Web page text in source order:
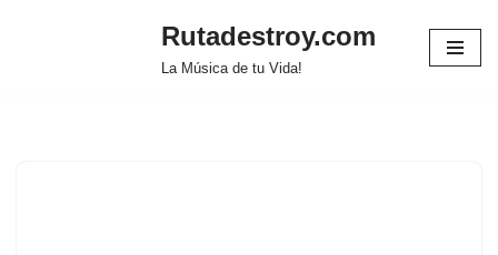
Rutadestroy.com
La Música de tu Vida!